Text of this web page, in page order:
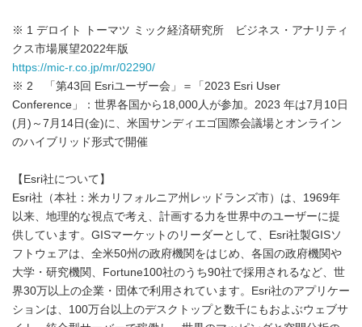
※ 1 デロイト トーマツ ミック経済研究所 ビジネス・アナリティ
クス市場展望2022年版
https://mic-r.co.jp/mr/02290/
※ 2 「第43回 Esriユーザー会」＝「2023 Esri User
Conference」：世界各国から18,000人が参加。2023 年は7月10日
(月)～7月14日(金)に、米国サンディエゴ国際会議場とオンライン
のハイブリッド形式で開催
【Esri社について】
Esri社（本社：米カリフォルニア州レッドランズ市）は、1969年
以来、地理的な視点で考え、計画する力を世界中のユーザーに提
供しています。GISマーケットのリーダーとして、Esri社製GISソ
フトウェアは、全米50州の政府機関をはじめ、各国の政府機関や
大学・研究機関、Fortune100社のうち90社で採用されるなど、世
界30万以上の企業・団体で利用されています。Esri社のアプリケー
ションは、100万台以上のデスクトップと数千にもおよぶウェブサ